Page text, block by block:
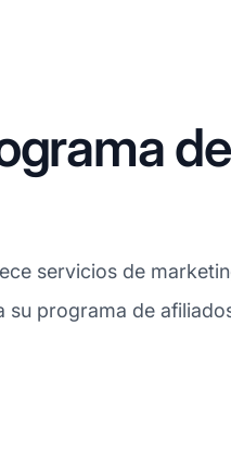
servicios de
programa de